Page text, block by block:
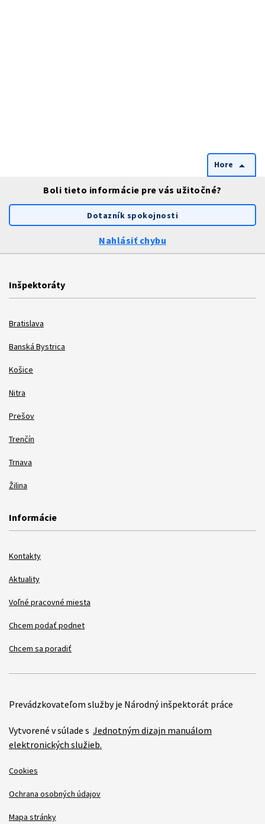
Hore arrow_drop_up
Boli tieto informácie pre vás užitočné?
Dotazník spokojnosti
Nahlásiť chybu
Inšpektoráty
Bratislava
Banská Bystrica
Košice
Nitra
Prešov
Trenčín
Trnava
Žilina
Informácie
Kontakty
Aktuality
Voľné pracovné miesta
Chcem podať podnet
Chcem sa poradiť
Prevádzkovateľom služby je Národný inšpektorát práce
Vytvorené v súlade s Jednotným dizajn manuálom
elektronických služieb.
Cookies
Ochrana osobných údajov
Mapa stránky